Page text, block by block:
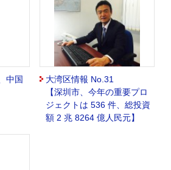
中国
大湾区情報 No.31
【深圳市、今年の重要プロ
ジェクトは 536 件、総投資
額 2 兆 8264 億人民元】